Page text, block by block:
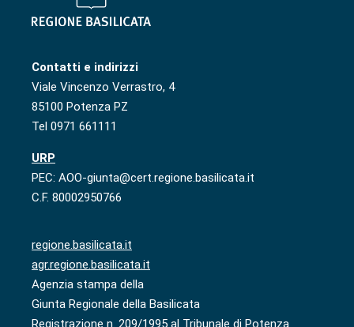
Contatti e indirizzi
Viale Vincenzo Verrastro, 4
85100 Potenza PZ
Tel 0971 661111
URP
PEC: AOO-giunta@cert.regione.basilicata.it
C.F. 80002950766
regione.basilicata.it
agr.regione.basilicata.it
Agenzia stampa della
Giunta Regionale della Basilicata
Registrazione n. 209/1995 al Tribunale di Potenza